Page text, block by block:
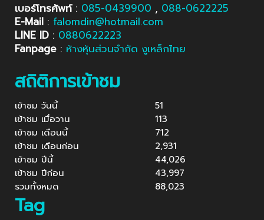
เบอร์โทรศัพท์: 085-0439900 , 088-0622225
E-Mail : falomdin@hotmail.com
LINE ID : 0880622223
Fanpage : ห้างหุ้นส่วนจำกัด งูเหล็กไทย
สถิติการเข้าชม
เข้าชม วันนี้
51
เข้าชม เมื่อวาน
113
เข้าชม เดือนนี้
712
เข้าชม เดือนก่อน
2,931
เข้าชม ปีนี้
44,026
เข้าชม ปีก่อน
43,997
รวมทั้งหมด
88,023
Tag